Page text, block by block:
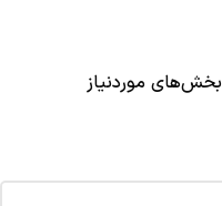
بخش‌های موردنیاز